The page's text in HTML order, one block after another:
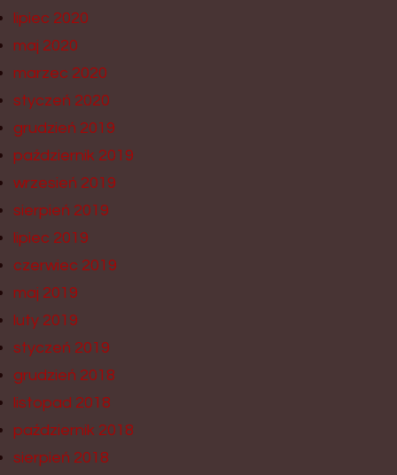
lipiec 2020
maj 2020
marzec 2020
styczeń 2020
grudzień 2019
październik 2019
wrzesień 2019
sierpień 2019
lipiec 2019
czerwiec 2019
maj 2019
luty 2019
styczeń 2019
grudzień 2018
listopad 2018
październik 2018
sierpień 2018